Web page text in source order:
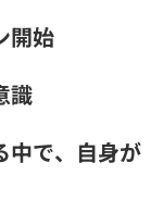
開始
識
中で、自身が